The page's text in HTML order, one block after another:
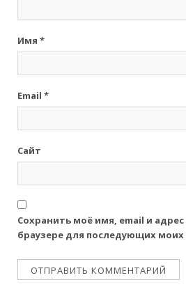
Имя *
Email *
Сайт
Сохранить моё имя, email и адрес
браузере для последующих